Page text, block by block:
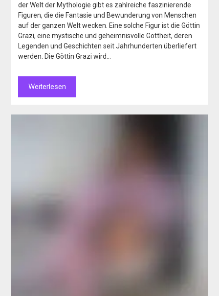
der Welt der Mythologie gibt es zahlreiche faszinierende
Figuren, die die Fantasie und Bewunderung von Menschen
auf der ganzen Welt wecken. Eine solche Figur ist die Göttin
Grazi, eine mystische und geheimnisvolle Gottheit, deren
Legenden und Geschichten seit Jahrhunderten überliefert
werden. Die Göttin Grazi wird…
Weiterlesen